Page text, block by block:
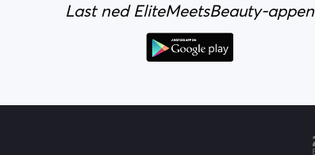
Last ned EliteMeetsBeauty-appen